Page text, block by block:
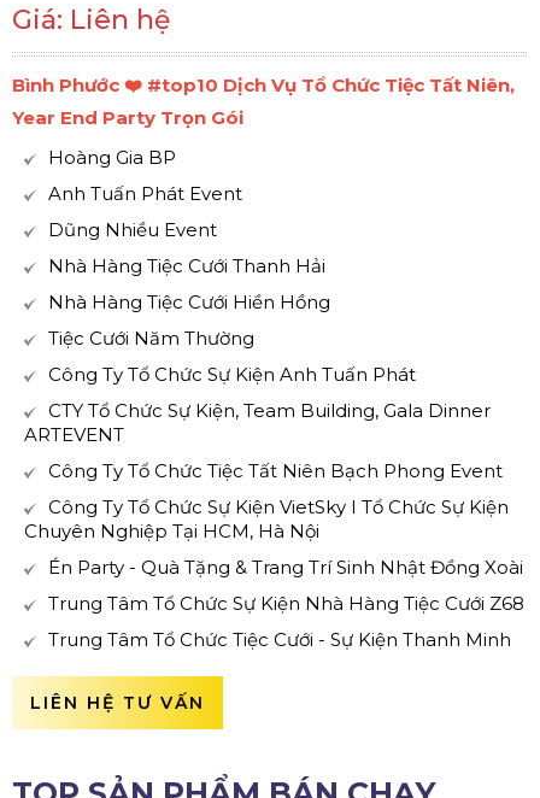
Giá: Liên hệ
Bình Phước ❤️️ #top10 Dịch Vụ Tổ Chức Tiệc Tất Niên,
Year End Party Trọn Gói
Hoàng Gia BP
Anh Tuấn Phát Event
Dũng Nhiều Event
Nhà Hàng Tiệc Cưới Thanh Hải
Nhà Hàng Tiệc Cưới Hiền Hồng
Tiệc Cưới Năm Thường
Công Ty Tổ Chức Sự Kiện Anh Tuấn Phát
CTY Tổ Chức Sự Kiện, Team Building, Gala Dinner
ARTEVENT
Công Ty Tổ Chức Tiệc Tất Niên Bạch Phong Event
Công Ty Tổ Chức Sự Kiện VietSky I Tổ Chức Sự Kiện
Chuyên Nghiệp Tại HCM, Hà Nội
Én Party - Quà Tặng & Trang Trí Sinh Nhật Đồng Xoài
Trung Tâm Tổ Chức Sự Kiện Nhà Hàng Tiệc Cưới Z68
Trung Tâm Tổ Chức Tiệc Cưới - Sự Kiện Thanh Minh
LIÊN HỆ TƯ VẤN